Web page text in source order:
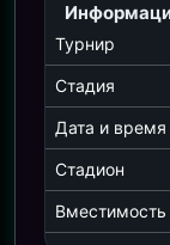
02.07 03:00
США
02.07 22:00
Турнир
Стадия
Дата и время
Стадион
Вместимость